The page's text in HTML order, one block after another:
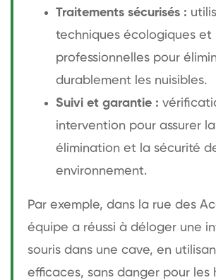
Traitements sécurisés :
techniques écologiques et
professionnelles pour
durablement les nuisibles.
Suivi et garantie :
intervention pour assurer
élimination et la sécurité
environnement.
Par exemple, dans la rue des
équipe a réussi à déloger une
souris dans une cave, en
efficaces, sans danger pour les